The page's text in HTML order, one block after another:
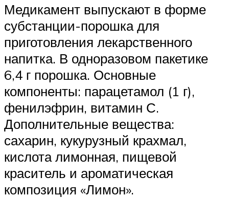
Медикамент выпускают в форме
субстанции-порошка для
приготовления лекарственного
напитка. В одноразовом пакетике
6,4 г порошка. Основные
компоненты: парацетамол (1 г),
фенилэфрин, витамин С.
Дополнительные вещества:
сахарин, кукурузный крахмал,
кислота лимонная, пищевой
краситель и ароматическая
композиция «Лимон».